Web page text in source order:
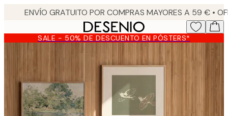
content.SALE - 50% DE DESCUENTO EN PÓSTERS*